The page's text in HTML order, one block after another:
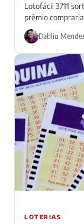
Lotofácil 3711
prêmio
Dabliu
LOTERIAS